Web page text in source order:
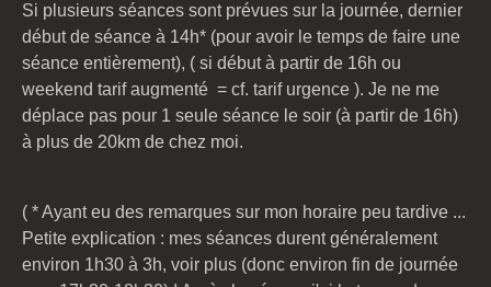
Si plusieurs séances sont prévues sur la journée, dernier
début de séance à 14h* (pour avoir le temps de faire une
séance entièrement), ( si début à partir de 16h ou
weekend tarif augmenté = cf. tarif urgence ). Je ne me
déplace pas pour 1 seule séance le soir (à partir de 16h)
à plus de 20km de chez moi.
( * Ayant eu des remarques sur mon horaire peu tardive ...
Petite explication : mes séances durent généralement
environ 1h30 à 3h, voir plus (donc environ fin de journée